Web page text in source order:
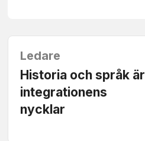
Ledare
Historia och språk är
integrationens
nycklar